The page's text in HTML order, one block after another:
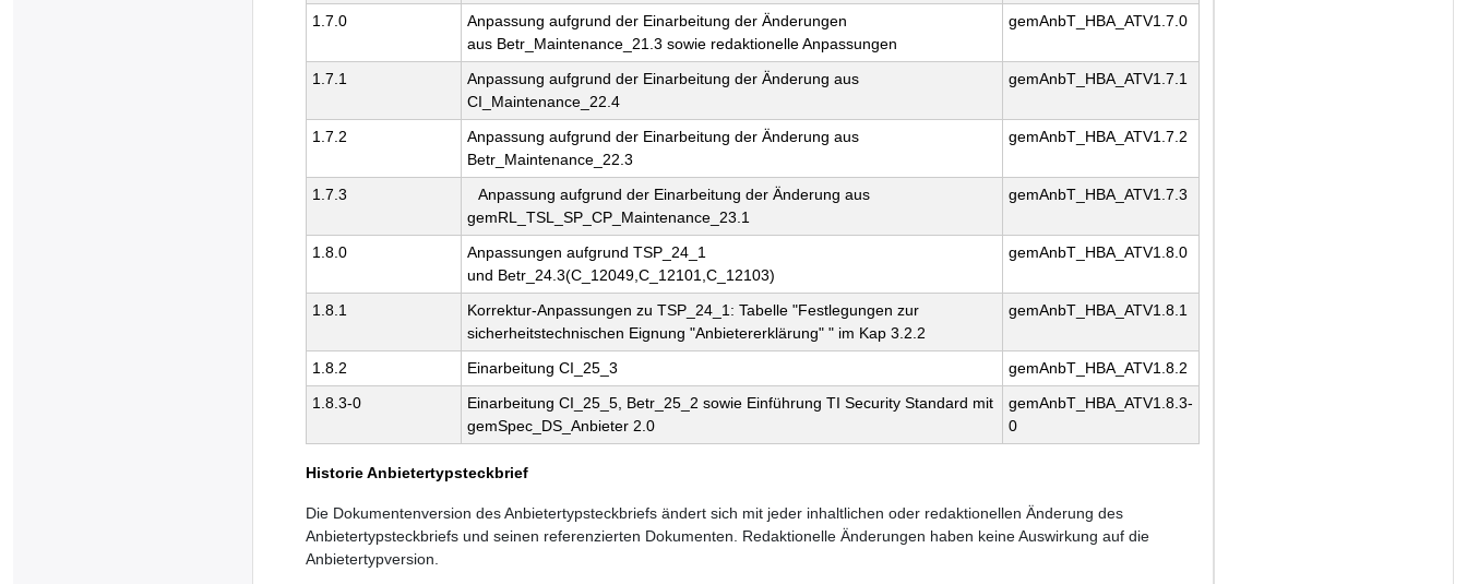
1.7.0
Anpassung aufgrund der Einarbeitung der Änderungen
aus Betr_Maintenance_21.3 sowie redaktionelle Anpassungen
gemAnbT_HBA_ATV1.7.0
1.7.1
Anpassung aufgrund der Einarbeitung der Änderung aus
CI_Maintenance_22.4
gemAnbT_HBA_ATV1.7.1
1.7.2
Anpassung aufgrund der Einarbeitung der Änderung aus
Betr_Maintenance_22.3
gemAnbT_HBA_ATV1.7.2
1.7.3
Anpassung aufgrund der Einarbeitung der Änderung aus
gemRL_TSL_SP_CP_Maintenance_23.1
gemAnbT_HBA_ATV1.7.3
1.8.0
Anpassungen aufgrund TSP_24_1
und Betr_24.3(C_12049,C_12101,C_12103)
gemAnbT_HBA_ATV1.8.0
1.8.1
Korrektur-Anpassungen zu TSP_24_1: Tabelle "Festlegungen zur
sicherheitstechnischen Eignung "Anbietererklärung" " im Kap 3.2.2
gemAnbT_HBA_ATV1.8.1
1.8.2 Einarbeitung CI_25_3
gemAnbT_HBA_ATV1.8.2
1.8.3-0
Einarbeitung CI_25_5, Betr_25_2 sowie Einführung TI Security Standard mit
gemSpec_DS_Anbieter 2.0
gemAnbT_HBA_ATV1.8.3-
0
Historie Anbietertypsteckbrief
Die Dokumentenversion des Anbietertypsteckbriefs ändert sich mit jeder inhaltlichen oder redaktionellen Änderung des
Anbietertypsteckbriefs und seinen referenzierten Dokumenten. Redaktionelle Änderungen haben keine Auswirkung auf die
Anbietertypversion.